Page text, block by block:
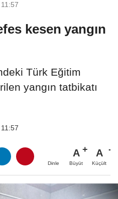
kesen yangın
Türk Eğitim
yangın tatbikatı
Dinle
A
Büyüt
A
Küçült